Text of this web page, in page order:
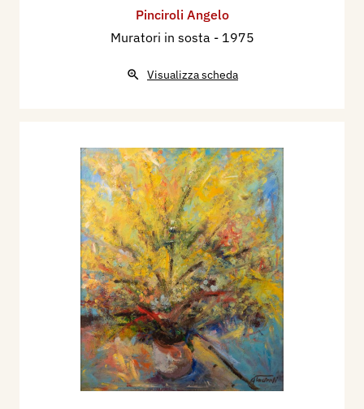
Pinciroli Angelo
Muratori in sosta - 1975
Visualizza scheda